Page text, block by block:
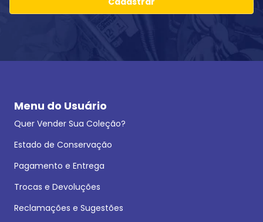
Menu do Usuário
Quer Vender Sua Coleção?
Estado de Conservação
Pagamento e Entrega
Trocas e Devoluções
Reclamações e Sugestões